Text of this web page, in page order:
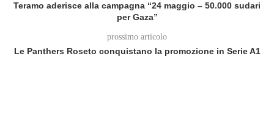
Teramo aderisce alla campagna “24 maggio – 50.000 sudari
per Gaza”
prossimo articolo
Le Panthers Roseto conquistano la promozione in Serie A1